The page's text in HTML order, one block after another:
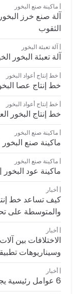
ماكينة صنع البخور
آلة صنع خرز
الثقوب
آلة تعبئة البخور
آلة تعبئة البخور
خط إنتاج أعواد البخور
خط إنتاج عصا
خط إنتاج أعواد البخور
خط إنتاج البخور
ماكينة صنع البخور
ماكينة صنع
ماكينة صنع البخور
ماكينة عود البخور
أخبار
كيف تساعد خط
والمتوسطة على
أخبار
الاختلافات بين
وسيناريوهات
أخبار
6 عوامل رئيسية يجب مراعاتها عند اختيار آلة عود البخور